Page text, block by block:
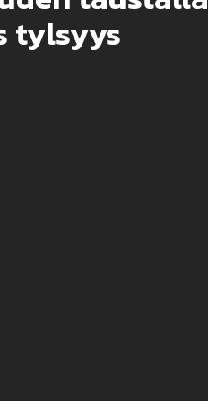
tylsyys